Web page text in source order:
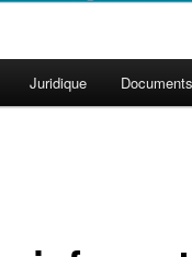
Juridique Documents